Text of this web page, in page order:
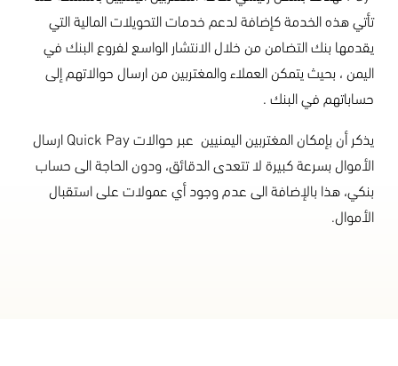
تأتي هذه الخدمة كإضافة لدعم خدمات التحويلات المالية التي
يقدمها بنك التضامن من خلال الانتشار الواسع لفروع البنك في
اليمن ، بحيث يتمكن العملاء والمغتربين من ارسال حوالاتهم إلى
حساباتهم في البنك .
يذكر أن بإمكان المغتربين اليمنيين عبر حوالاتQuick Pay ارسال
الأموال بسرعة كبيرة لا تتعدى الدقائق، ودون الحاجة الى حساب
بنكي، هذا بالإضافة الى عدم وجود أي عمولات على استقبال
الأموال.